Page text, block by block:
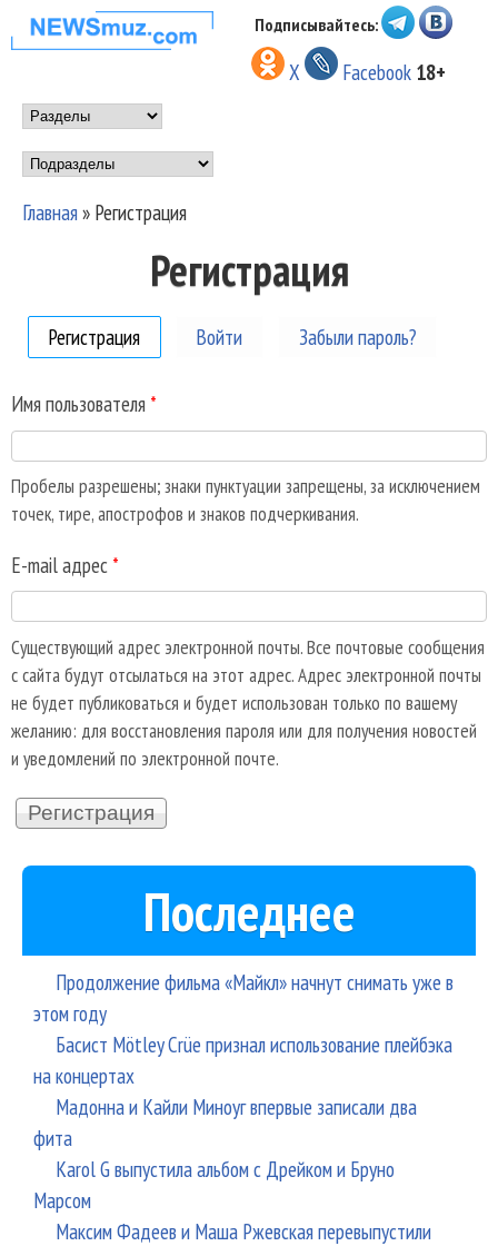
Перейти к основному
содержанию
НОВОСТИ
МУЗЫКИ И
ШОУ БИЗНЕСА
NEWSMUZ.COM
Подписывайтесь:
X Facebook 18+
Main menu
Подразделы
Главная» Регистрация
Регистрация
Регистрация (активная вкладка)
Войти Забыли пароль?
Имя пользователя *
Пробелы разрешены; знаки пунктуации запрещены, за исключением
точек, тире, апострофов и знаков подчеркивания.
E-mail адрес *
Существующий адрес электронной почты. Все почтовые сообщения
с сайта будут отсылаться на этот адрес. Адрес электронной почты
не будет публиковаться и будет использован только по вашему
желанию: для восстановления пароля или для получения новостей
и уведомлений по электронной почте.
Последнее
Продолжение фильма «Майкл» начнут снимать уже в
этом году
Басист Mötley Crüe признал использование плейбэка
на концертах
Мадонна и Кайли Миноуг впервые записали два
фита
Karol G выпустила альбом с Дрейком и Бруно
Марсом
Максим Фадеев и Маша Ржевская перевыпустили